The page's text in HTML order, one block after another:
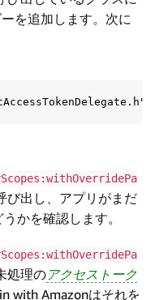
を追加します。次に
び出し、アプリがまだ
かを確認します。
処理のアクセストーク
with Amazonはそれを